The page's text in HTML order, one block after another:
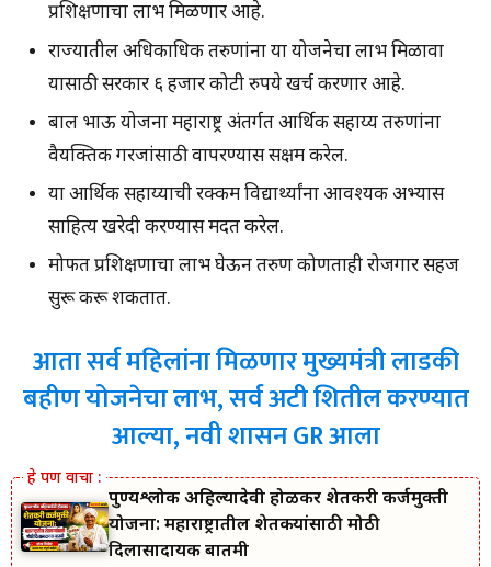
प्रशिक्षणाचा लाभ मिळणार आहे.
राज्यातील अधिकाधिक तरुणांना या योजनेचा लाभ मिळावा
यासाठी सरकार ६ हजार कोटी रुपये खर्च करणार आहे.
बाल भाऊ योजना महाराष्ट्र अंतर्गत आर्थिक सहाय्य तरुणांना
वैयक्तिक गरजांसाठी वापरण्यास सक्षम करेल.
या आर्थिक सहाय्याची रक्कम विद्यार्थ्यांना आवश्यक अभ्यास
साहित्य खरेदी करण्यास मदत करेल.
मोफत प्रशिक्षणाचा लाभ घेऊन तरुण कोणताही रोजगार सहज
सुरू करू शकतात.
आता सर्व महिलांना मिळणार मुख्यमंत्री लाडकी
बहीण योजनेचा लाभ, सर्व अटी शितील करण्यात
आल्या, नवी शासन GR आला
पुण्यश्लोक अहिल्यादेवी होळकर शेतकरी कर्जमुक्ती
योजना: महाराष्ट्रातील शेतकऱ्यांसाठी मोठी
दिलासादायक बातमी